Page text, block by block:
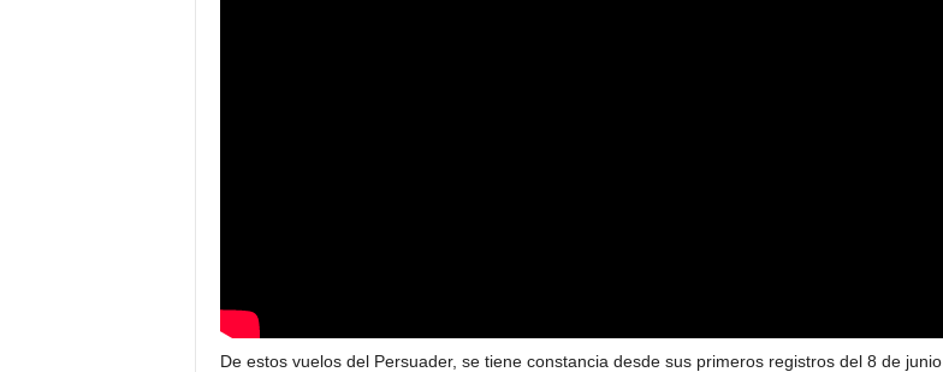
De estos vuelos del Persuader, se tiene constancia desde sus primeros registros del 8 de junio